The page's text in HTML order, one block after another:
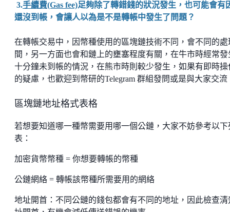
3.手續費(Gas fee)足夠除了轉錯錢的狀況發生，也可能會有
還沒到帳，會讓人以為是不是轉帳中發生了問題？
在轉帳交易中，因幣種使用的區塊鏈技術不同，會不同的處
間，另一方面也會和鏈上的壅塞程度有關，在牛市時經常發
十分鐘未到帳的情況，在熊市時則較少發生，如果有即時操
的疑慮，也歡迎到幣研的Telegram 群組發問或是與大家交流
區塊鏈地址格式表格
若想要知道哪一種幣需要用哪一個公鏈，大家不妨參考以下
表：
加密貨幣幣種 = 你想要轉帳的幣種
公鏈網絡 = 轉帳該幣種所需要用的網絡
地址開首：不同公鏈的錢包都會有不同的地址，因此檢查清